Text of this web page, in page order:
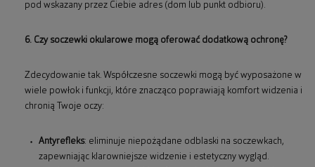
pod wskazany przez Ciebie adres (dom lub punkt odbioru).
6. Czy soczewki okularowe mogą oferować dodatkową ochronę?
Zdecydowanie tak. Współczesne soczewki mogą być wyposażone w
wiele powłok i funkcji, które znacząco poprawiają komfort widzenia i
chronią Twoje oczy:
Antyrefleks: eliminuje niepożądane odblaski na soczewkach,
zapewniając klarowniejsze widzenie i estetyczny wygląd.